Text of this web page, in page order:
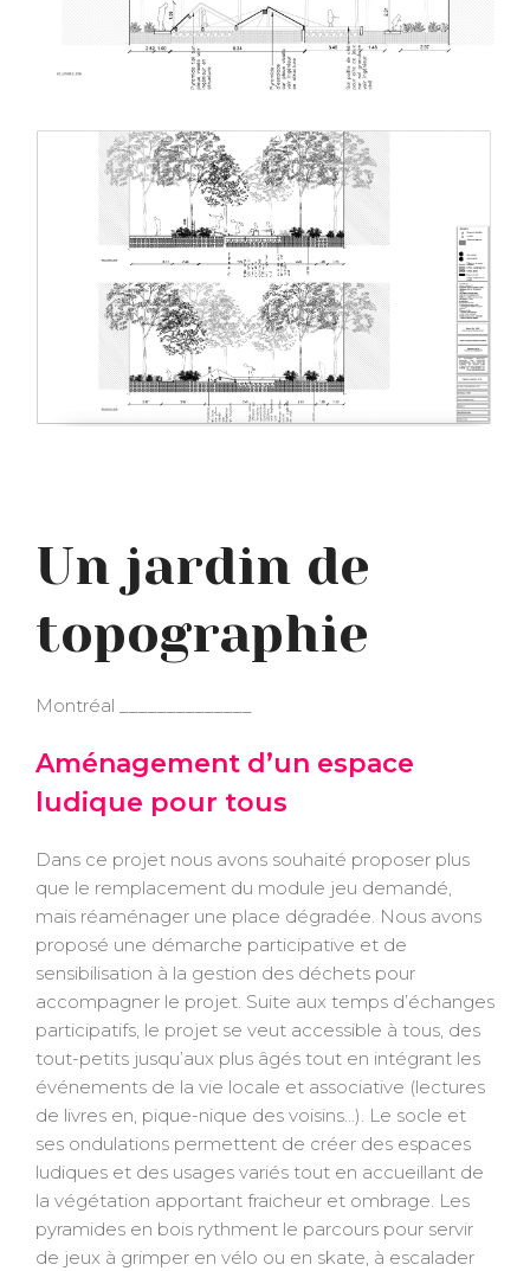
Un jardin de
topographie
Montréal ______________
Aménagement d’un espace
ludique pour tous
Dans ce projet nous avons souhaité proposer plus
que le remplacement du module jeu demandé,
mais réaménager une place dégradée. Nous avons
proposé une démarche participative et de
sensibilisation à la gestion des déchets pour
accompagner le projet. Suite aux temps d’échanges
participatifs, le projet se veut accessible à tous, des
tout-petits jusqu’aux plus âgés tout en intégrant les
événements de la vie locale et associative (lectures
de livres en, pique-nique des voisins…). Le socle et
ses ondulations permettent de créer des espaces
ludiques et des usages variés tout en accueillant de
la végétation apportant fraicheur et ombrage. Les
pyramides en bois rythment le parcours pour servir
de jeux à grimper en vélo ou en skate, à escalader